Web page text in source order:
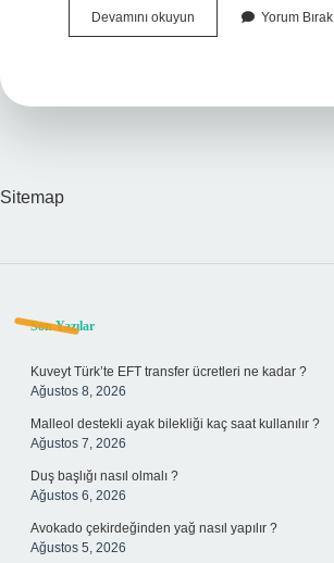
Devamını okuyun
Nerede
Yorum Bırak
Sitemap
Sidebar
Son Yazılar
Kuveyt Türk’te EFT transfer ücretleri ne kadar ?
Ağustos 8, 2026
Malleol destekli ayak bilekliği kaç saat kullanılır ?
Ağustos 7, 2026
Duş başlığı nasıl olmalı ?
Ağustos 6, 2026
Avokado çekirdeğinden yağ nasıl yapılır ?
Ağustos 5, 2026